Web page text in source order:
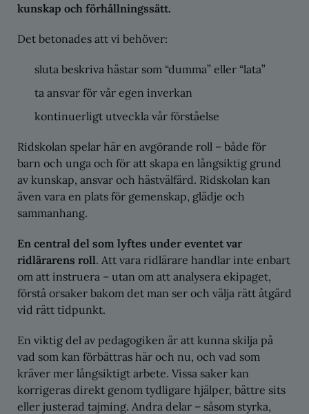
kunskap och förhållningssätt.
Det betonades att vi behöver:
sluta beskriva hästar som “dumma” eller “lata”
ta ansvar för vår egen inverkan
kontinuerligt utveckla vår förståelse
Ridskolan spelar här en avgörande roll – både för
barn och unga och för att skapa en långsiktig grund
av kunskap, ansvar och hästvälfärd. Ridskolan kan
även vara en plats för gemenskap, glädje och
sammanhang.
En central del som lyftes under eventet var
ridlärarens roll. Att vara ridlärare handlar inte enbart
om att instruera – utan om att analysera ekipaget,
förstå orsaker bakom det man ser och välja rätt åtgärd
vid rätt tidpunkt.
En viktig del av pedagogiken är att kunna skilja på
vad som kan förbättras här och nu, och vad som
kräver mer långsiktigt arbete. Vissa saker kan
korrigeras direkt genom tydligare hjälper, bättre sits
eller justerad tajming. Andra delar – såsom styrka,